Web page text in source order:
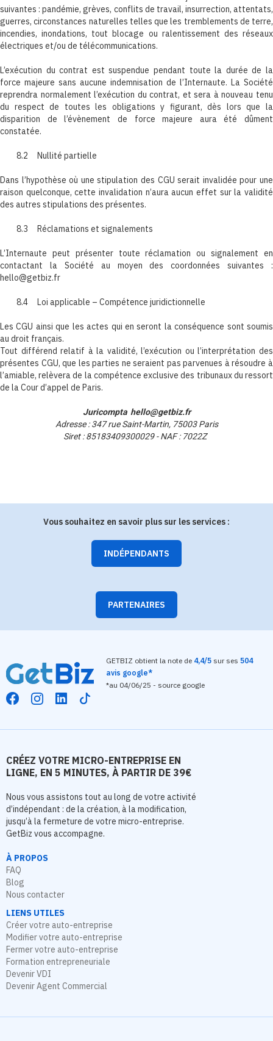
suivantes : pandémie, grèves, conflits de travail, insurrection, attentats,
guerres, circonstances naturelles telles que les tremblements de terre,
incendies, inondations, tout blocage ou ralentissement des réseaux
électriques et/ou de télécommunications.
L’exécution du contrat est suspendue pendant toute la durée de la
force majeure sans aucune indemnisation de l’Internaute. La Société
reprendra normalement l’exécution du contrat, et sera à nouveau tenu
du respect de toutes les obligations y figurant, dès lors que la
disparition de l’évènement de force majeure aura été dûment
constatée.
8.2 Nullité partielle
Dans l’hypothèse où une stipulation des CGU serait invalidée pour une
raison quelconque, cette invalidation n’aura aucun effet sur la validité
des autres stipulations des présentes.
8.3 Réclamations et signalements
L’Internaute peut présenter toute réclamation ou signalement en
contactant la Société au moyen des coordonnées suivantes :
hello@getbiz.fr
8.4 Loi applicable – Compétence juridictionnelle
Les CGU ainsi que les actes qui en seront la conséquence sont soumis
au droit français.
Tout différend relatif à la validité, l’exécution ou l’interprétation des
présentes CGU, que les parties ne seraient pas parvenues à résoudre à
l’amiable, relèvera de la compétence exclusive des tribunaux du ressort
de la Cour d’appel de Paris.
Juricompta hello@getbiz.fr
Adresse : 347 rue Saint-Martin, 75003 Paris
Siret : 85183409300029 - NAF : 7022Z
Vous souhaitez en savoir plus sur les services :
INDÉPENDANTS
PARTENAIRES
GETBIZ obtient la note de 4,4/5 sur ses 504
avis google*
*au 04/06/25 - source google
CRÉEZ VOTRE MICRO-ENTREPRISE EN
LIGNE, EN 5 MINUTES, À PARTIR DE 39€
Nous vous assistons tout au long de votre activité
d’indépendant : de la création, à la modification,
jusqu’à la fermeture de votre micro-entreprise.
GetBiz vous accompagne.
À PROPOS
FAQ
Blog
Nous contacter
LIENS UTILES
Créer votre auto-entreprise
Modifier votre auto-entreprise
Fermer votre auto-entreprise
Formation entrepreneuriale
Devenir VDI
Devenir Agent Commercial